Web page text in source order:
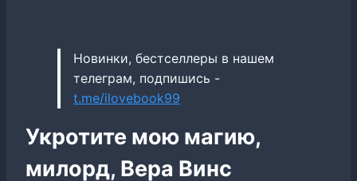
Новинки, бестселлеры в нашем
телеграм, подпишись -
t.me/ilovebook99
Укротите мою магию,
милорд, Вера Винс